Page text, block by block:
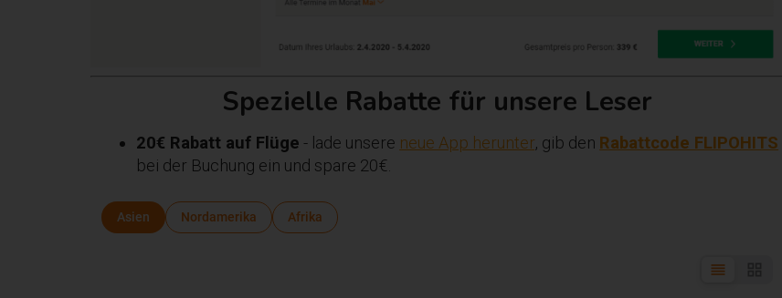
Spezielle Rabatte für unsere Leser
20€ Rabatt auf Flüge - lade unsere neue App herunter, gib den Rabattcode FLIPOHITS
bei der Buchung ein und spare 20€.